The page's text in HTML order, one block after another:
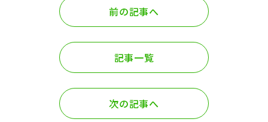
前の記事へ
記事一覧
次の記事へ